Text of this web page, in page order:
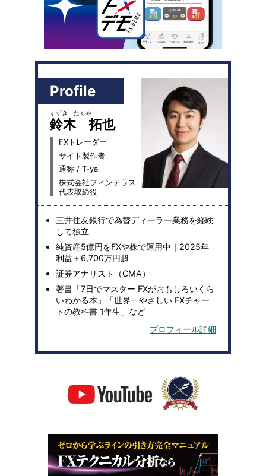
Profile
すずき たくや
鈴木 拓也
FXトレーダー
サイト製作者
通称 / T-ya
株式会社フィンテラス
代表取締役
三井住友銀行で為替ディーラー業務を経験
して独立
純資産5億円をFXや株で運用中｜2025年
利益＋6,700万円超
証券アナリスト（CMA）
著書「7日でマスター FXがおもしろいくら
いわかる本」「世界一やさしい FXチャー
トの教科書 1年生」など
プロフィール詳細